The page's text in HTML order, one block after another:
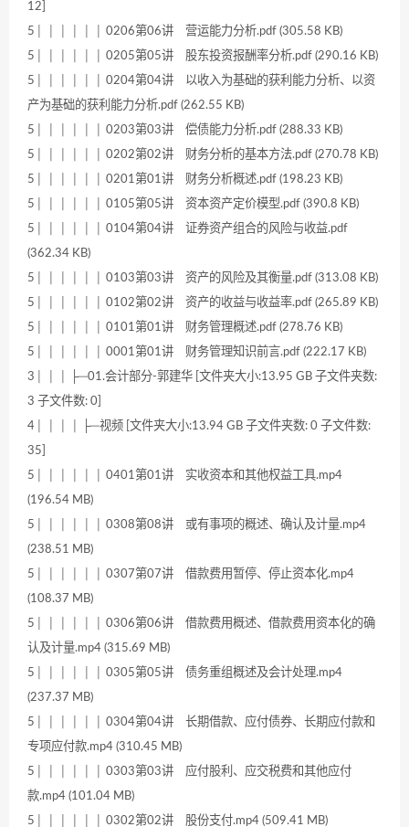
12]
5│ │ │ │ │ │ 0206第06讲 营运能力分析.pdf (305.58 KB)
5│ │ │ │ │ │ 0205第05讲 股东投资报酬率分析.pdf (290.16 KB)
5│ │ │ │ │ │ 0204第04讲 以收入为基础的获利能力分析、以资
产为基础的获利能力分析.pdf (262.55 KB)
5│ │ │ │ │ │ 0203第03讲 偿债能力分析.pdf (288.33 KB)
5│ │ │ │ │ │ 0202第02讲 财务分析的基本方法.pdf (270.78 KB)
5│ │ │ │ │ │ 0201第01讲 财务分析概述.pdf (198.23 KB)
5│ │ │ │ │ │ 0105第05讲 资本资产定价模型.pdf (390.8 KB)
5│ │ │ │ │ │ 0104第04讲 证券资产组合的风险与收益.pdf
(362.34 KB)
5│ │ │ │ │ │ 0103第03讲 资产的风险及其衡量.pdf (313.08 KB)
5│ │ │ │ │ │ 0102第02讲 资产的收益与收益率.pdf (265.89 KB)
5│ │ │ │ │ │ 0101第01讲 财务管理概述.pdf (278.76 KB)
5│ │ │ │ │ │ 0001第01讲 财务管理知识前言.pdf (222.17 KB)
3│ │ │ ├─01.会计部分-郭建华 [文件夹大小:13.95 GB 子文件夹数:
3 子文件数: 0]
4│ │ │ │ ├─视频 [文件夹大小:13.94 GB 子文件夹数: 0 子文件数:
35]
5│ │ │ │ │ │ 0401第01讲 实收资本和其他权益工具.mp4
(196.54 MB)
5│ │ │ │ │ │ 0308第08讲 或有事项的概述、确认及计量.mp4
(238.51 MB)
5│ │ │ │ │ │ 0307第07讲 借款费用暂停、停止资本化.mp4
(108.37 MB)
5│ │ │ │ │ │ 0306第06讲 借款费用概述、借款费用资本化的确
认及计量.mp4 (315.69 MB)
5│ │ │ │ │ │ 0305第05讲 债务重组概述及会计处理.mp4
(237.37 MB)
5│ │ │ │ │ │ 0304第04讲 长期借款、应付债券、长期应付款和
专项应付款.mp4 (310.45 MB)
5│ │ │ │ │ │ 0303第03讲 应付股利、应交税费和其他应付
款.mp4 (101.04 MB)
5│ │ │ │ │ │ 0302第02讲 股份支付.mp4 (509.41 MB)